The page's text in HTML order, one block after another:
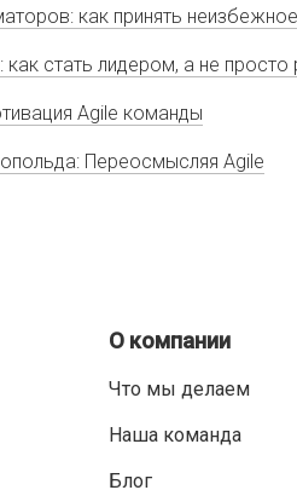
как принять
как стать лидером, а не просто
Agile команды
Переосмысляя Agile
О компании
Что мы делаем
Наша команда
Блог